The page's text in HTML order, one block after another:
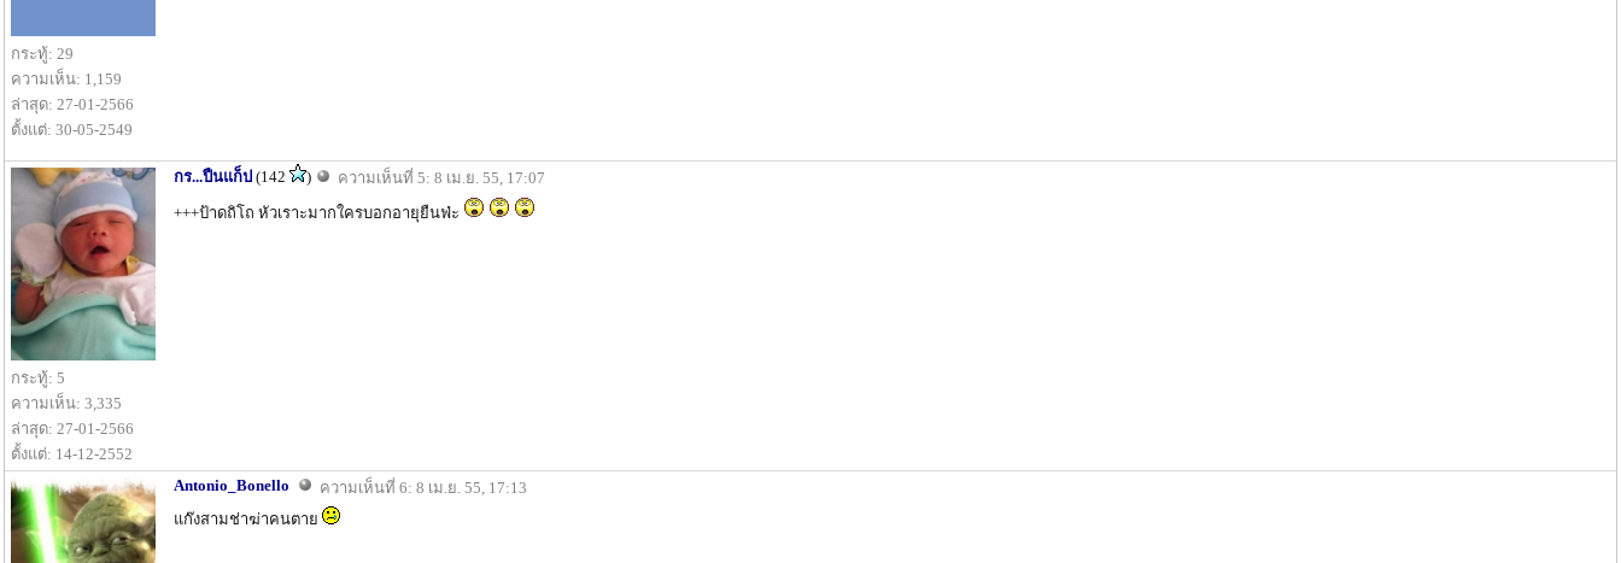
กระทู้: 29
ความเห็น: 1,159
ล่าสุด: 27-01-2566
ตั้งแต่: 30-05-2549
กระทู้: 5
ความเห็น: 3,335
ล่าสุด: 27-01-2566
ตั้งแต่: 14-12-2552
กร...ปืนแก็ป (142 )
ความเห็นที่ 5: 8 เม.ย. 55, 17:07
+++ป้าดถิโถ หัวเราะมากใครบอกอายุยืนฟ่ะ
Antonio_Bonello
ความเห็นที่ 6: 8 เม.ย. 55, 17:13
แก๊งสามช่าฆ่าคนตาย